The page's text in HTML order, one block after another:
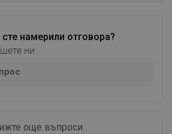
сте намерили отговора?
ни
още въпроси